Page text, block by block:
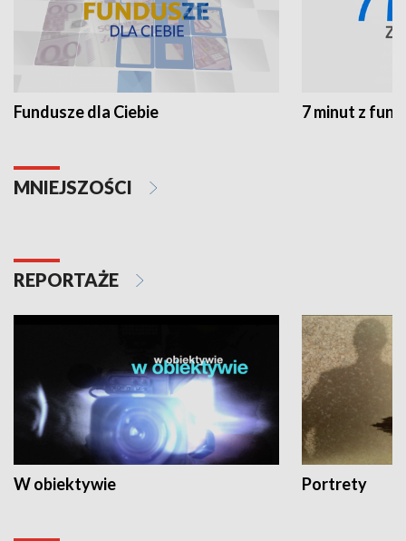
Fundusze dla Ciebie 7 minut z
MNIEJSZOŚCI
REPORTAŻE
W obiektywie Portrety